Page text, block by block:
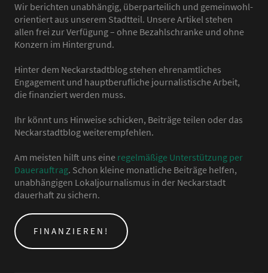
Wir berichten unabhängig, überparteilich und gemeinwohl-
orientiert aus unserem Stadtteil. Unsere Artikel stehen
allen frei zur Verfügung – ohne Bezahlschranke und ohne
Konzern im Hintergrund.
Hinter dem Neckarstadtblog stehen ehrenamtliches
Engagement und hauptberufliche journalistische Arbeit,
die finanziert werden muss.
Ihr könnt uns Hinweise schicken, Beiträge teilen oder das
Neckarstadtblog weiterempfehlen.
Am meisten hilft uns eine regelmäßige Unterstützung per
Dauerauftrag. Schon kleine monatliche Beiträge helfen,
unabhängigen Lokaljournalismus in der Neckarstadt
dauerhaft zu sichern.
FINANZIEREN!